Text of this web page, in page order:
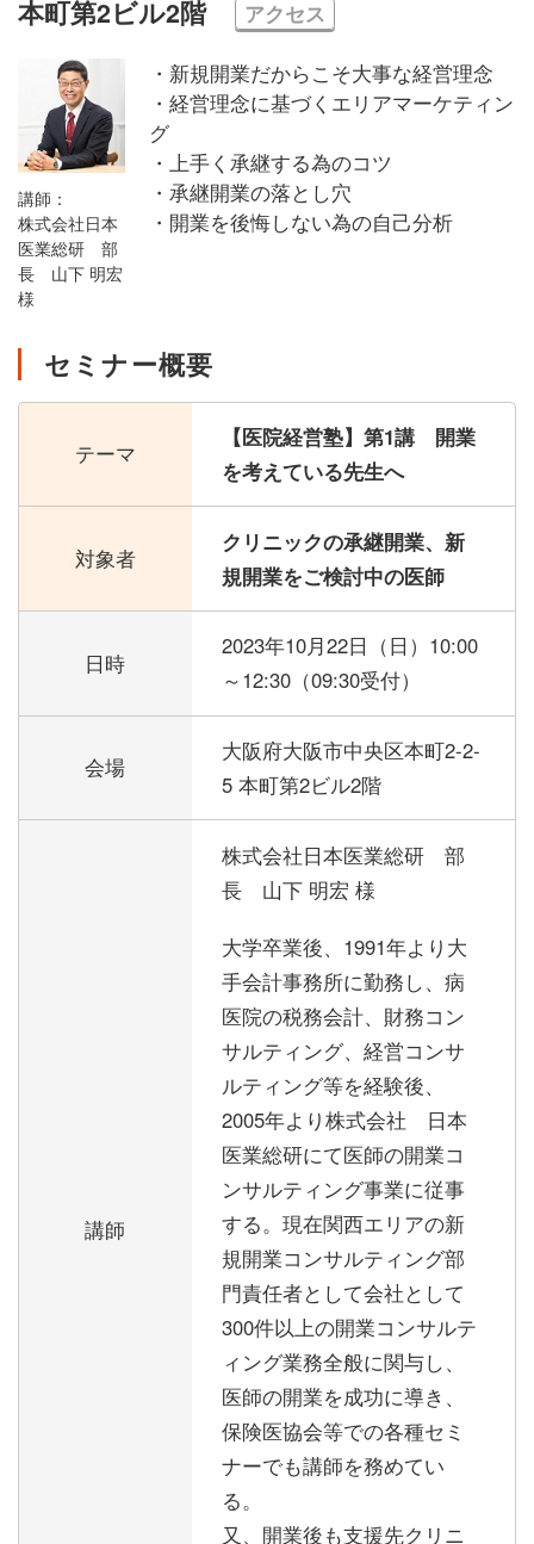
本町第2ビル2階
アクセス
講師：
株式会社日本
医業総研 部
長 山下 明宏
様
・新規開業だからこそ大事な経営理念
・経営理念に基づくエリアマーケティン
グ
・上手く承継する為のコツ
・承継開業の落とし穴
・開業を後悔しない為の自己分析
セミナー概要
テーマ
【医院経営塾】第1講 開業
を考えている先生へ
対象者
クリニックの承継開業、新
規開業をご検討中の医師
日時
2023年10月22日（日） 10:00
～12:30（09:30受付）
会場
大阪府大阪市中央区本町2-2-
5 本町第2ビル2階
講師
株式会社日本医業総研 部
長 山下 明宏 様
大学卒業後、1991年より大
手会計事務所に勤務し、病
医院の税務会計、財務コン
サルティング、経営コンサ
ルティング等を経験後、
2005年より株式会社 日本
医業総研にて医師の開業コ
ンサルティング事業に従事
する。現在関西エリアの新
規開業コンサルティング部
門責任者として会社として
300件以上の開業コンサルテ
ィング業務全般に関与し、
医師の開業を成功に導き、
保険医協会等での各種セミ
ナーでも講師を務めてい
る。
又、開業後も支援先クリニ